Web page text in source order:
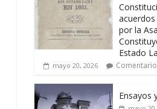
por la
Estado
mayo 20, 2026
Ensayos